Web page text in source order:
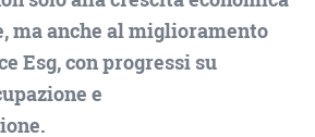
ma anche al miglioramento
Esg, con progressi su
e